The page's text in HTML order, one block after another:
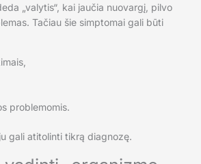
„valytis“, kai jaučia nuovargį, pilvo
Tačiau šie simptomai gali būti
problemomis.
gali atitolinti tikrą diagnozę.